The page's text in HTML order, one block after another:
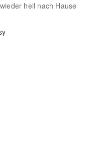
heil nach Hause